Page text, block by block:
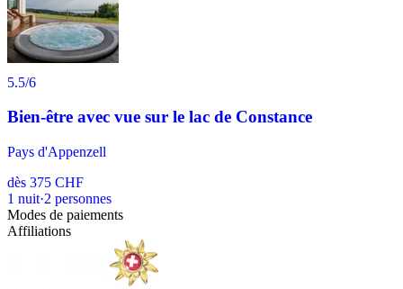
5.5/6
Bien-être avec vue sur le lac de Constance
Pays d'Appenzell
dès 375 CHF
1 nuit·2 personnes
Modes de paiements
Affiliations